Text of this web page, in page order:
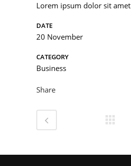
Lorem ipsum dolor sit amet
DATE
20 November
CATEGORY
Business
Share